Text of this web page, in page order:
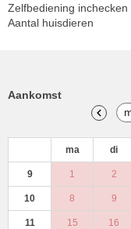
Zelfbediening inchecken
Aantal huisdieren
Aankomst
ma di
9 1 2
10 8 9
11 15 16